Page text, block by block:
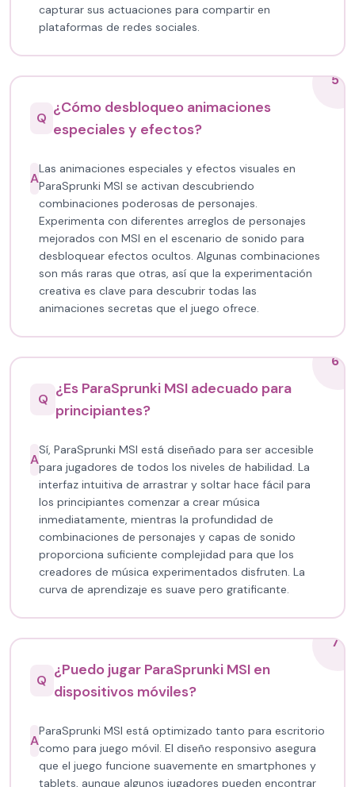
capturar sus actuaciones para compartir en
plataformas de redes sociales.
5
Q
¿Cómo desbloqueo animaciones
especiales y efectos?
A
Las animaciones especiales y efectos visuales en
ParaSprunki MSI se activan descubriendo
combinaciones poderosas de personajes.
Experimenta con diferentes arreglos de personajes
mejorados con MSI en el escenario de sonido para
desbloquear efectos ocultos. Algunas combinaciones
son más raras que otras, así que la experimentación
creativa es clave para descubrir todas las
animaciones secretas que el juego ofrece.
6
Q
¿Es ParaSprunki MSI adecuado para
principiantes?
A
Sí, ParaSprunki MSI está diseñado para ser accesible
para jugadores de todos los niveles de habilidad. La
interfaz intuitiva de arrastrar y soltar hace fácil para
los principiantes comenzar a crear música
inmediatamente, mientras la profundidad de
combinaciones de personajes y capas de sonido
proporciona suficiente complejidad para que los
creadores de música experimentados disfruten. La
curva de aprendizaje es suave pero gratificante.
7
Q
¿Puedo jugar ParaSprunki MSI en
dispositivos móviles?
A
ParaSprunki MSI está optimizado tanto para escritorio
como para juego móvil. El diseño responsivo asegura
que el juego funcione suavemente en smartphones y
tablets, aunque algunos jugadores pueden encontrar